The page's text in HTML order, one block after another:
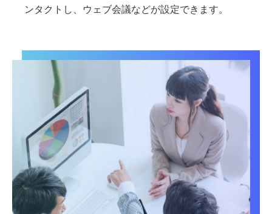
ンタクトし、ウェブ会議などが設定できます。